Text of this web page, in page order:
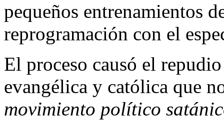
pequeños entrenamientos
reprogramación con el
El proceso causó el
evangélica y católica que
movimiento político